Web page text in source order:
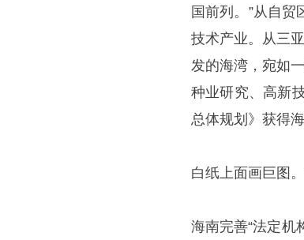
国前列。”从自
技术产业。从三
发的海湾，宛如
种业研究、高新
总体规划》获得
白纸上面画巨图
海南完善“法定机